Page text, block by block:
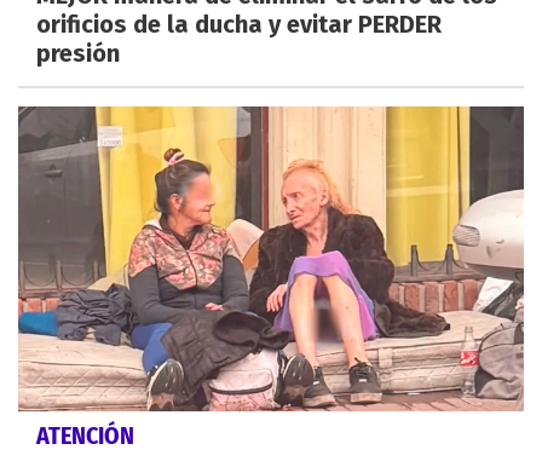
orificios de la ducha y evitar PERDER
presión
ATENCIÓN